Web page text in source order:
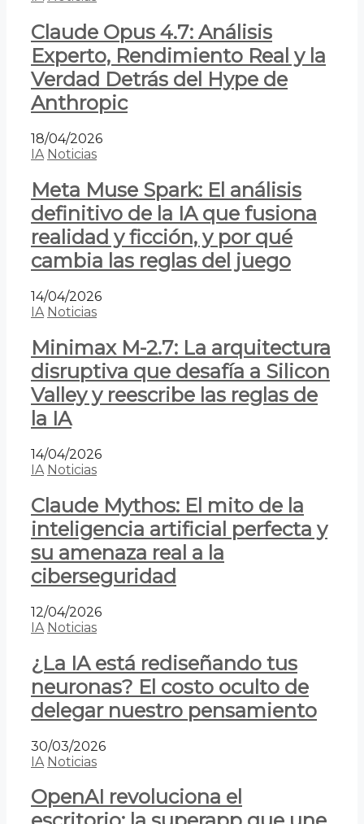
Claude Opus 4.7: Análisis
Experto, Rendimiento Real y la
Verdad Detrás del Hype de
Anthropic
18/04/2026
IA Noticias
Meta Muse Spark: El análisis
definitivo de la IA que fusiona
realidad y ficción, y por qué
cambia las reglas del juego
14/04/2026
IA Noticias
Minimax M-2.7: La arquitectura
disruptiva que desafía a Silicon
Valley y reescribe las reglas de
la IA
14/04/2026
IA Noticias
Claude Mythos: El mito de la
inteligencia artificial perfecta y
su amenaza real a la
ciberseguridad
12/04/2026
IA Noticias
¿La IA está rediseñando tus
neuronas? El costo oculto de
delegar nuestro pensamiento
30/03/2026
IA Noticias
OpenAI revoluciona el